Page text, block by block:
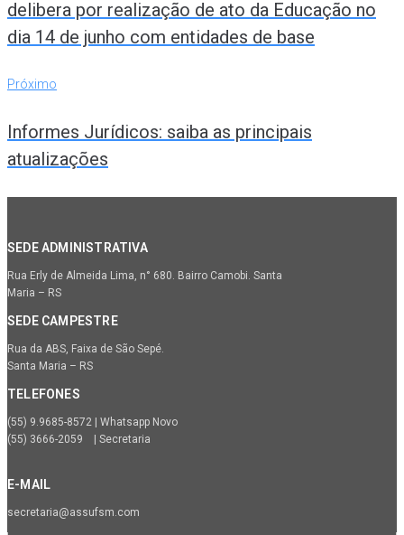
delibera por realização de ato da Educação no
dia 14 de junho com entidades de base
Próximo
Próximo
Informes Jurídicos: saiba as principais
atualizações
SEDE ADMINISTRATIVA
Rua Erly de Almeida Lima, n° 680. Bairro Camobi. Santa
Maria – RS
SEDE CAMPESTRE
Rua da ABS, Faixa de São Sepé.
Santa Maria – RS
TELEFONES
(55) 9.9685-8572 | Whatsapp Novo
(55) 3666-2059 | Secretaria
E-MAIL
secretaria@assufsm.com